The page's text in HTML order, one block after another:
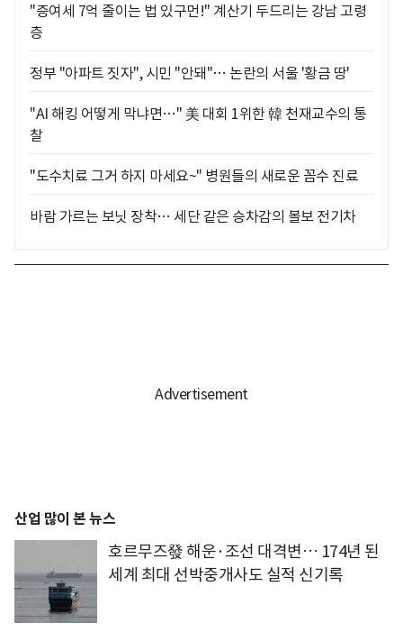
"증여세 7억 줄이는 법 있구먼!" 계산기 두드리는 강남 고령
층
정부 "아파트 짓자", 시민 "안돼"… 논란의 서울 '황금 땅'
"AI 해킹 어떻게 막냐면…" 美 대회 1위한 韓 천재교수의 통
찰
"도수치료 그거 하지 마세요~" 병원들의 새로운 꼼수 진료
바람 가르는 보닛 장착… 세단 같은 승차감의 볼보 전기차
산업 많이 본 뉴스
호르무즈發 해운·조선 대격변… 174년 된
세계 최대 선박중개사도 실적 신기록